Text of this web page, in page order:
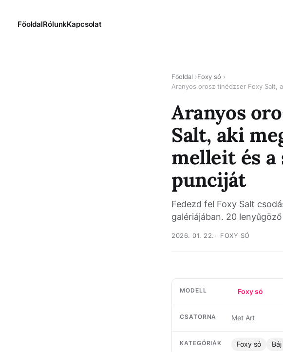
FőoldalRólunkKapcsolat
Főoldal
Foxy só
Aranyos orosz tinédzser Foxy Salt,
Aranyos
Salt, aki
melleit és
punciját
Fedezd fel Foxy Salt
galériájában. 20
2026. 01. 22. FOXY SÓ
MODELL Foxy só
CSATORNA Met Art
KATEGÓRIÁK Foxy só Báj